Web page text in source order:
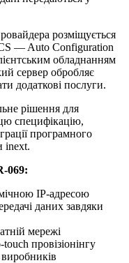
розміщується
— Auto Configuration
обладнанням
сервер обробляє
додаткові послуги.
рішення для
специфікацію,
програмного
inext.
069:
IP-адресою
даних завдяки
мережі
провізіонінгу